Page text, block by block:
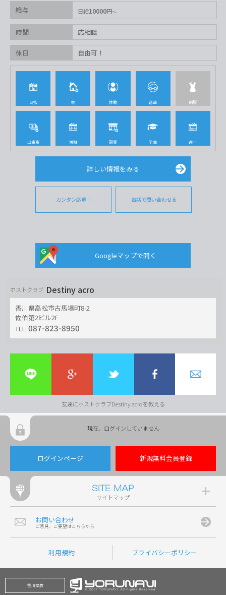
給与 日給10000円
時間 応相談
休日 自由可！
日払 寮 体験 送迎 制服
出来高 短期 副業 学生 週一
詳しい情報をみる
カンタン応募！ 電話で問い合わせる
Googleマップで開く
ホストクラブ Destiny acro
香川県高松市古馬場町8-2
佐伯第2ビル2F
TEL: 087-823-8950
友達にホストクラブDestiny acroを教える
現在、ログインしていません
ログインページ 新規無料会員登録
サイトマップ
お問い合わせ
ご意見、ご要望はこちらから
利用規約 プライバシーポリシー
香川県版